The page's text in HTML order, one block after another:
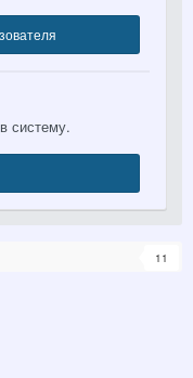
систему.
11